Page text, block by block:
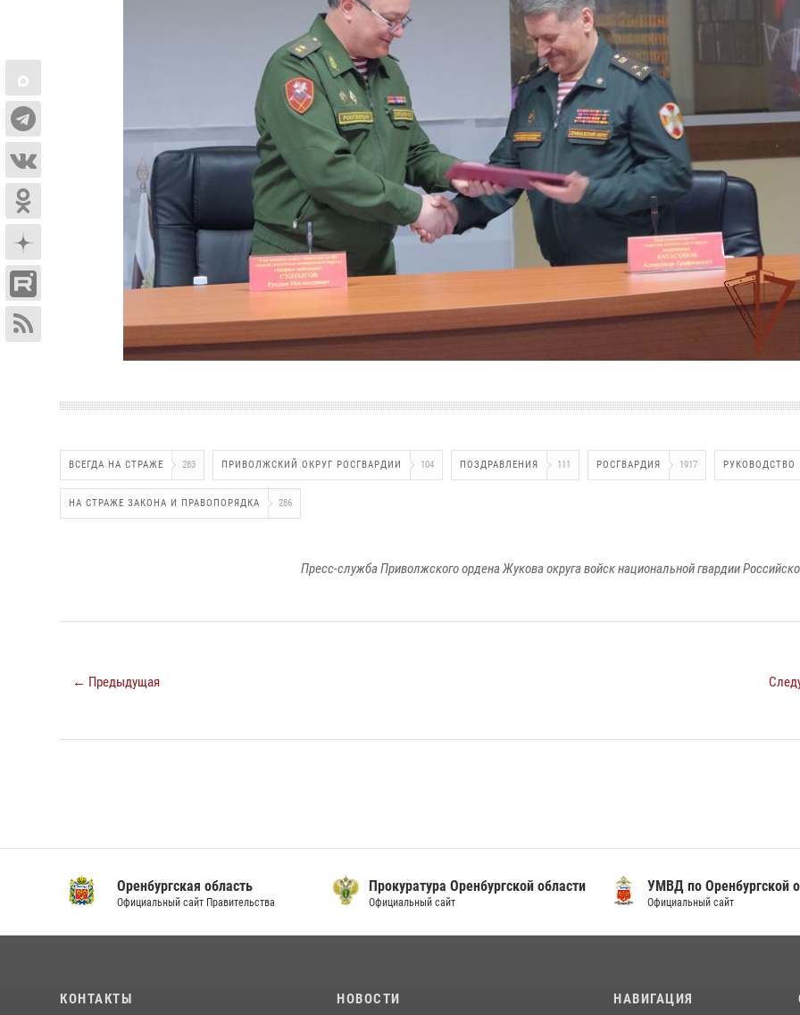
ВСЕГДА НА СТРАЖЕ 283 ПРИВОЛЖСКИЙ ОКРУГ РОСГВАРДИИ 104 ПОЗДРАВЛЕНИЯ 111 РОСГВАРДИЯ 1917 РУКОВОДСТВО
НА СТРАЖЕ ЗАКОНА И ПРАВОПОРЯДКА 286
Пресс-служба Приволжского ордена Жукова округа войск национальной гвардии
← Предыдущая
Оренбургская область
Официальный сайт Правительства
Прокуратура Оренбургской области
Официальный сайт
УМВД по Оренбургской
Официальный сайт
КОНТАКТЫ НОВОСТИ НАВИГАЦИЯ